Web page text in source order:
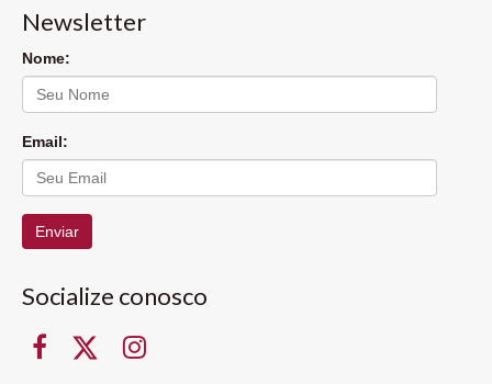
Newsletter
Nome:
Email:
Enviar
Socialize conosco